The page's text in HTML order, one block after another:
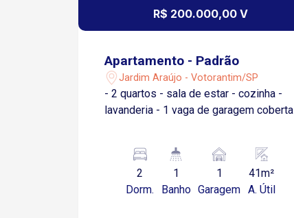
R$ 200.000,00 V
Apartamento - Padrão
Jardim Araújo - Votorantim/SP
- 2 quartos - sala de estar - cozinha -
lavanderia - 1 vaga de garagem coberta
2
Dorm.
1
Banho
1
Garagem
41m²
A. Útil